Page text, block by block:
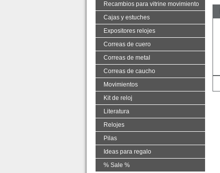
Recambios para vitrine movimiento
Cajas y estuches
Expositores relojes
Correas de cuero
Correas de metal
Correas de caucho
Movimientos
Kit de reloj
Literatura
Relojes
Pilas
Ideas para regalo
% Sale %